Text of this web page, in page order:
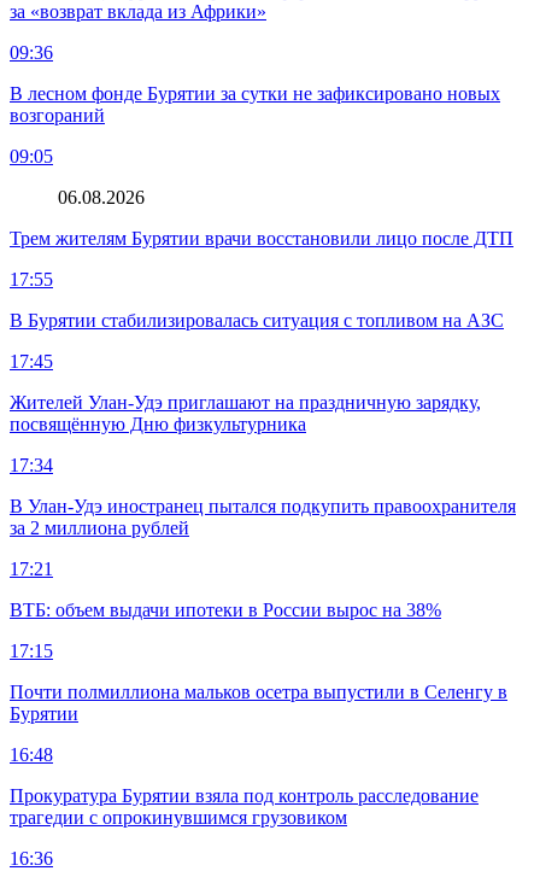
за «возврат вклада из Африки»
09:36
В лесном фонде Бурятии за сутки не зафиксировано новых
возгораний
09:05
06.08.2026
Трем жителям Бурятии врачи восстановили лицо после ДТП
17:55
В Бурятии стабилизировалась ситуация с топливом на АЗС
17:45
Жителей Улан-Удэ приглашают на праздничную зарядку,
посвящённую Дню физкультурника
17:34
В Улан-Удэ иностранец пытался подкупить правоохранителя
за 2 миллиона рублей
17:21
ВТБ: объем выдачи ипотеки в России вырос на 38%
17:15
Почти полмиллиона мальков осетра выпустили в Селенгу в
Бурятии
16:48
Прокуратура Бурятии взяла под контроль расследование
трагедии с опрокинувшимся грузовиком
16:36